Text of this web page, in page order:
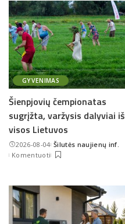
GYVENIMAS
Šienpjovių čempionatas
sugrįžta, varžysis dalyviai iš
visos Lietuvos
2026-08-04Posted
by
Šilutės naujienų inf.
Komentuoti